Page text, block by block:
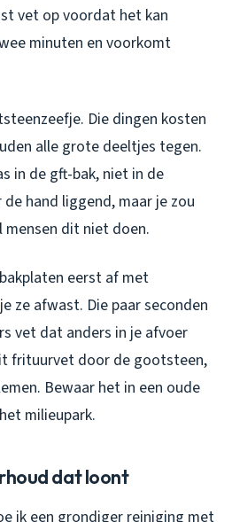
vet op voordat het kan
minuten en voorkomt
Die dingen kosten
alle grote deeltjes tegen.
in de gft-bak, niet in de
hand liggend, maar je zou
dit niet doen.
eerst af met
ze afwast. Die paar seconden
vet dat anders in je afvoer
frituurvet door de gootsteen,
Bewaar het in een oude
milieupark.
dat loont
ik een grondiger reiniging met